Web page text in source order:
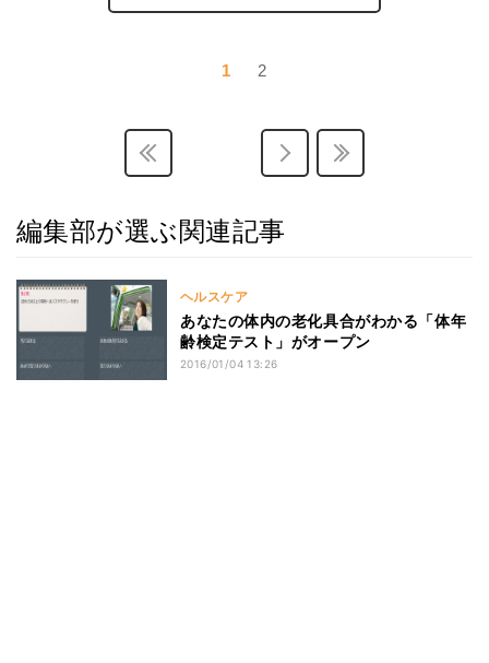
1 2
編集部が選ぶ関連記事
ヘルスケア
あなたの体内の老化具合がわかる「体年
齢検定テスト」がオープン
2016/01/04 13:26